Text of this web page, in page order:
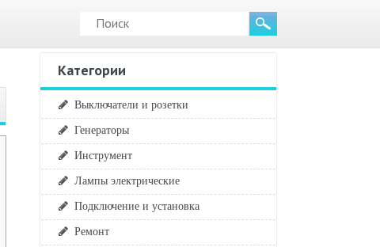
Категории
Выключатели и розетки
Генераторы
Инструмент
Лампы электрические
Подключение и установка
Ремонт